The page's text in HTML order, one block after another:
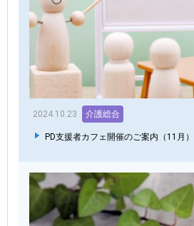
2024.10.23 介護総合
PD支援者カフェ開催のご案内（11月）